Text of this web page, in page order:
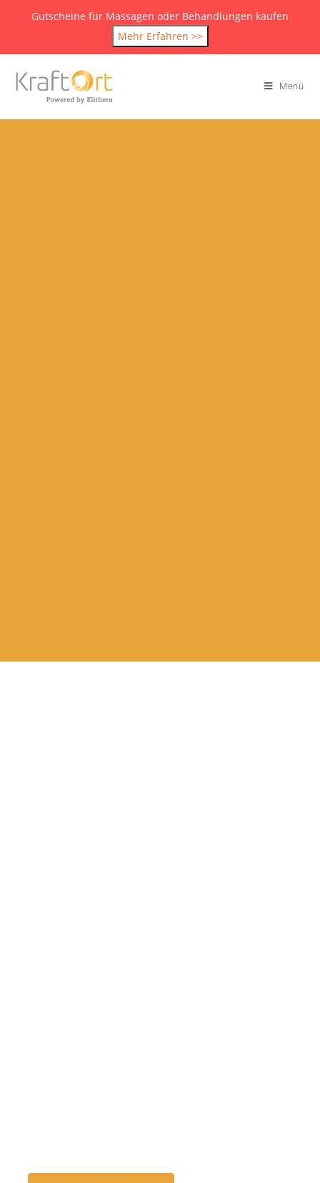
Gutscheine für Massagen oder Behandlungen kaufen
Mehr Erfahren >>
Menü